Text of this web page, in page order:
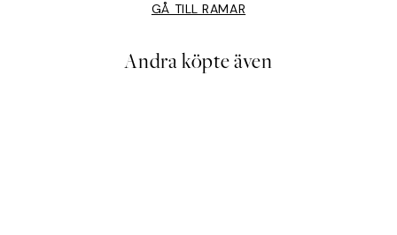
GÅ TILL RAMAR
Andra köpte även